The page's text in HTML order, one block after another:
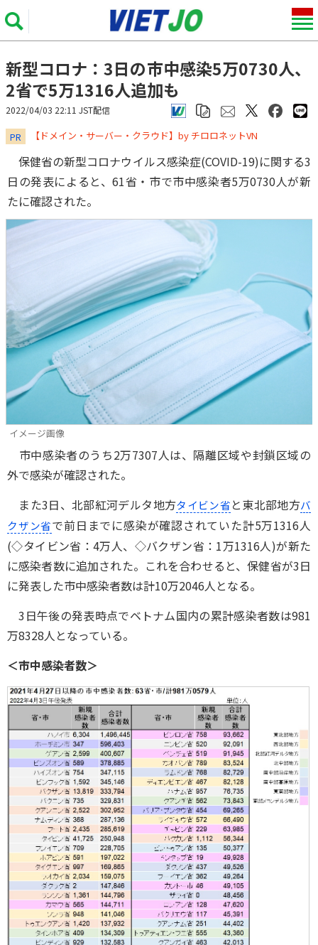
新型コロナ：3日の市中感染5万0730人、
2省で5万1316人追加も
2022/04/03 22:11 JST配信
PR ​​​​​​​【ドメイン・サーバー・クラウド】by チロロネットVN
保健省の新型コロナウイルス感染症(COVID-19)に関する3
日の発表によると、61省・市で市中感染者5万0730人が新
たに確認された。
イメージ画像
市中感染者のうち2万7307人は、隔離区域や封鎖区域の
外で感染が確認された。
また3日、北部紅河デルタ地方タイビン省と東北部地方バ
クザン省で前日までに感染が確認されていた計5万1316人
(◇タイビン省：4万人、◇バクザン省：1万1316人)が新た
に感染者数に追加された。これを合わせると、保健省が3日
に発表した市中感染者数は計10万2046人となる。
3日午後の発表時点でベトナム国内の累計感染者数は981
万8328人となっている。
＜市中感染者数＞